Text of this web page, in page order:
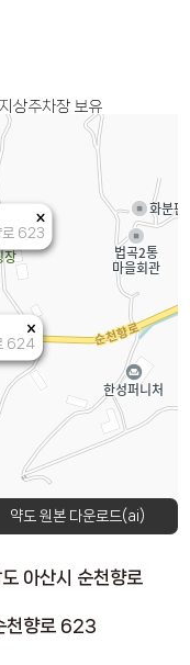
상주차장 보유
로 623
624
약도 원본 다운로드(ai)
아산시 순천향로
천향로 623